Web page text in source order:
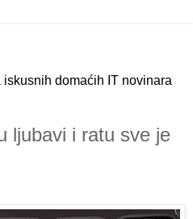
domaćih IT novinara
ljubavi i ratu sve je